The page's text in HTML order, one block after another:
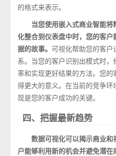
的格式来表示。
当您使用嵌入式商业智能
化整合到仪表盘中时，您的客
据的故事。可视化帮助您的客户
系。当您的客户识别出模式时
率和实现更好结果的方法。您
得更大的意义。在当前的竞争
现是您的客户成功的关键。
四、把握最新趋势
数据可视化可以揭示商业
户能够利用新的机会并避免潜在